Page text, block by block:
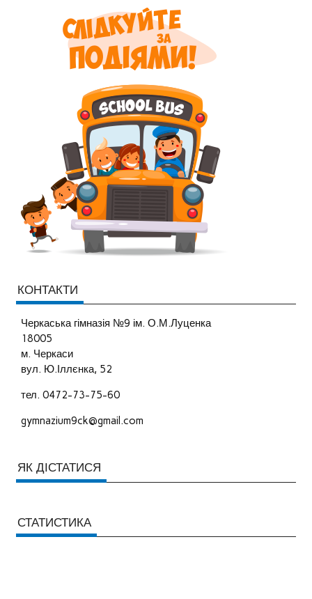
КОНТАКТИ
Черкаська гімназія №9 ім. О.М.Луценка
18005
м. Черкаси
вул. Ю.Іллєнка, 52
тел. 0472-73-75-60
gymnazium9ck@gmail.com
ЯК ДІСТАТИСЯ
СТАТИСТИКА